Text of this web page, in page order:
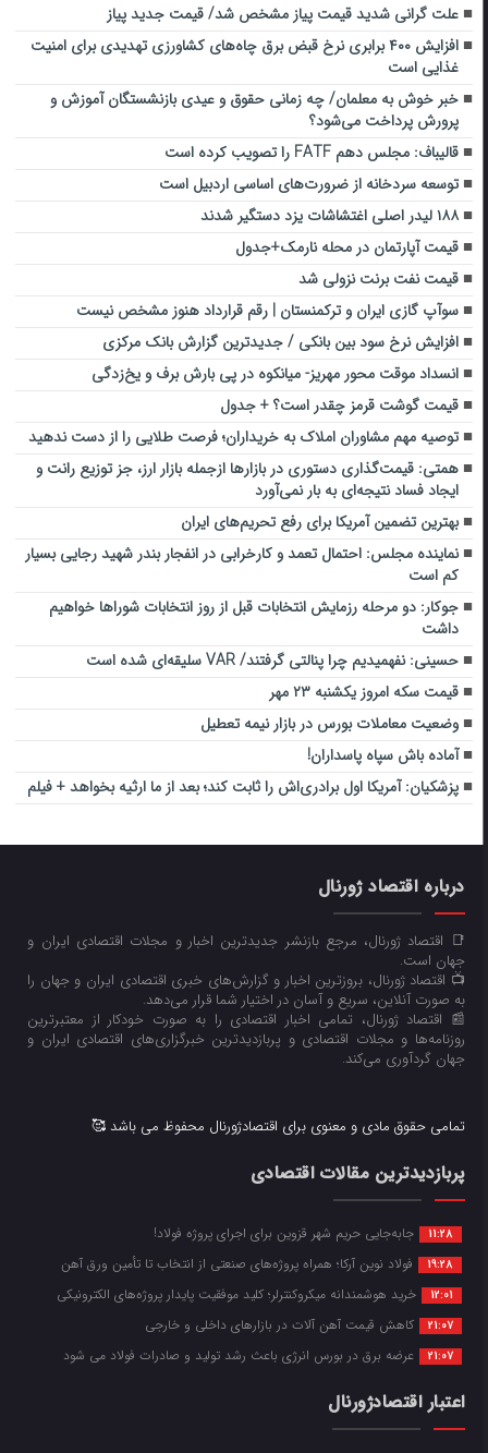
علت گرانی شدید قیمت پیاز مشخص شد/ قیمت جدید پیاز
افزایش ۴۰۰ برابری نرخ قبض برق چاه‌های کشاورزی تهدیدی برای امنیت
غذایی است
خبر خوش به معلمان/ چه زمانی حقوق و عیدی بازنشستگان آموزش و
پرورش پرداخت می‌شود؟
قالیباف: مجلس دهم FATF را تصویب کرده است
توسعه سردخانه از ضرورت‌های اساسی اردبیل است
۱۸۸ لیدر اصلی اغتشاشات یزد دستگیر شدند
قیمت آپارتمان در محله نارمک+جدول
قیمت نفت برنت نزولی شد
سوآپ گازی ایران و ترکمنستان | رقم قرارداد هنوز مشخص نیست
افزایش نرخ سود بین بانکی / جدیدترین گزارش بانک مرکزی
انسداد موقت محور مهریز- میانکوه در پی بارش برف و یخ‌زدگی
قیمت گوشت قرمز چقدر است؟ + جدول
توصیه مهم مشاوران املاک به خریداران؛ فرصت طلایی را از دست ندهید
همتی: قیمت‌گذاری دستوری در بازارها ازجمله بازار ارز، جز توزیع رانت و
ایجاد فساد نتیجه‌ای به بار نمی‌آورد
بهترین تضمین آمریکا برای رفع تحریم‌های ایران
نماینده مجلس: احتمال تعمد و کارخرابی در انفجار بندر شهید رجایی بسیار
کم است
جوکار: دو مرحله رزمایش انتخابات قبل از روز انتخابات شوراها خواهیم
داشت
حسینی: نفهمیدیم چرا پنالتی گرفتند/ VAR سلیقه‌ای شده است
قیمت سکه امروز یکشنبه ۲۳ مهر
وضعیت معاملات بورس در بازار نیمه تعطیل
آماده باش سپاه پاسداران!
پزشکیان: آمریکا اول برادری‌اش را ثابت کند؛ بعد از ما ارثیه بخواهد + فیلم
درباره اقتصاد ژورنال
📑 اقتصاد ژورنال، مرجع بازنشر جدیدترین اخبار و مجلات اقتصادی ایران و
جهان است.
📺 اقتصاد ژورنال، بروزترین اخبار و گزارش‌های خبری اقتصادی ایران و جهان را
به صورت آنلاین، سریع و آسان در اختیار شما قرار می‌‌دهد.
📰 اقتصاد ژورنال، تمامی اخبار اقتصادی را به صورت خودکار از معتبرترین
روزنامه‌ها و مجلات اقتصادی و پربازدیدترین خبرگزاری‌های اقتصادی ایران و
جهان گردآوری می‌کند.
تمامی حقوق مادی و معنوی برای اقتصادژورنال محفوظ می باشد 🥰
پربازدیدترین مقالات اقتصادی
11:28 جابه‌جایی حریم شهر قزوین برای اجرای پروژه فولاد!
19:28 فولاد نوین آرکا؛ همراه پروژه‌های صنعتی از انتخاب تا تأمین ورق آهن
12:01 خرید هوشمندانه میکروکنترلر؛ کلید موفقیت پایدار پروژه‌های الکترونیکی
21:07 کاهش قیمت آهن آلات در بازارهای داخلی و خارجی
21:07 عرضه برق در بورس انرژی باعث رشد تولید و صادرات فولاد می شود
اعتبار اقتصادژورنال